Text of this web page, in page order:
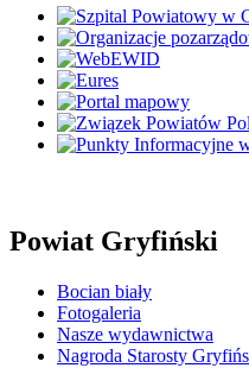
Powiat Gryfiński
Bocian biały
Fotogaleria
Nasze wydawnictwa
Nagroda Starosty